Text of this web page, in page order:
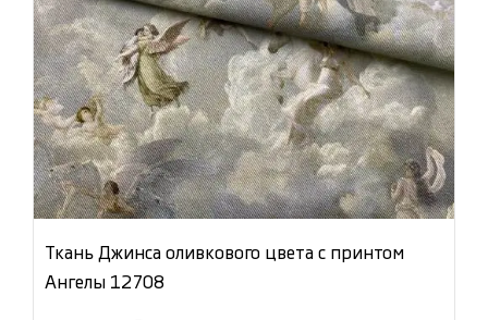
Ткань Джинса оливкового цвета с принтом
Ангелы 12708